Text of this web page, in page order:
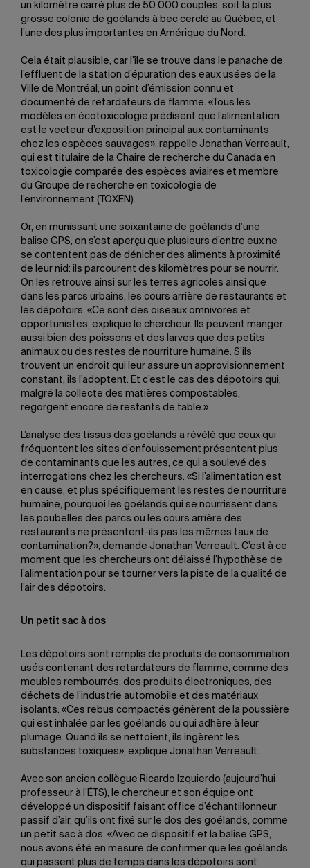
un kilomètre carré plus de 50 000 couples, soit la plus
grosse colonie de goélands à bec cerclé au Québec, et
l’une des plus importantes en Amérique du Nord.
Cela était plausible, car l’île se trouve dans le panache de
l’effluent de la station d’épuration des eaux usées de la
Ville de Montréal, un point d’émission connu et
documenté de retardateurs de flamme. «Tous les
modèles en écotoxicologie prédisent que l’alimentation
est le vecteur d’exposition principal aux contaminants
chez les espèces sauvages», rappelle Jonathan Verreault,
qui est titulaire de la Chaire de recherche du Canada en
toxicologie comparée des espèces aviaires et membre
du Groupe de recherche en toxicologie de
l’environnement (TOXEN).
Or, en munissant une soixantaine de goélands d’une
balise GPS, on s’est aperçu que plusieurs d’entre eux ne
se contentent pas de dénicher des aliments à proximité
de leur nid: ils parcourent des kilomètres pour se nourrir.
On les retrouve ainsi sur les terres agricoles ainsi que
dans les parcs urbains, les cours arrière de restaurants et
les dépotoirs. «Ce sont des oiseaux omnivores et
opportunistes, explique le chercheur. Ils peuvent manger
aussi bien des poissons et des larves que des petits
animaux ou des restes de nourriture humaine. S’ils
trouvent un endroit qui leur assure un approvisionnement
constant, ils l’adoptent. Et c’est le cas des dépotoirs qui,
malgré la collecte des matières compostables,
regorgent encore de restants de table.»
L’analyse des tissus des goélands a révélé que ceux qui
fréquentent les sites d’enfouissement présentent plus
de contaminants que les autres, ce qui a soulevé des
interrogations chez les chercheurs. «Si l’alimentation est
en cause, et plus spécifiquement les restes de nourriture
humaine, pourquoi les goélands qui se nourrissent dans
les poubelles des parcs ou les cours arrière des
restaurants ne présentent-ils pas les mêmes taux de
contamination?», demande Jonathan Verreault. C’est à ce
moment que les chercheurs ont délaissé l’hypothèse de
l’alimentation pour se tourner vers la piste de la qualité de
l’air des dépotoirs.
Un petit sac à dos
Les dépotoirs sont remplis de produits de consommation
usés contenant des retardateurs de flamme, comme des
meubles rembourrés, des produits électroniques, des
déchets de l’industrie automobile et des matériaux
isolants. «Ces rebus compactés génèrent de la poussière
qui est inhalée par les goélands ou qui adhère à leur
plumage. Quand ils se nettoient, ils ingèrent les
substances toxiques», explique Jonathan Verreault.
Avec son ancien collègue Ricardo Izquierdo (aujourd’hui
professeur à l’ÉTS), le chercheur et son équipe ont
développé un dispositif faisant office d’échantillonneur
passif d’air, qu’ils ont fixé sur le dos des goélands, comme
un petit sac à dos. «Avec ce dispositif et la balise GPS,
nous avons été en mesure de confirmer que les goélands
qui passent plus de temps dans les dépotoirs sont